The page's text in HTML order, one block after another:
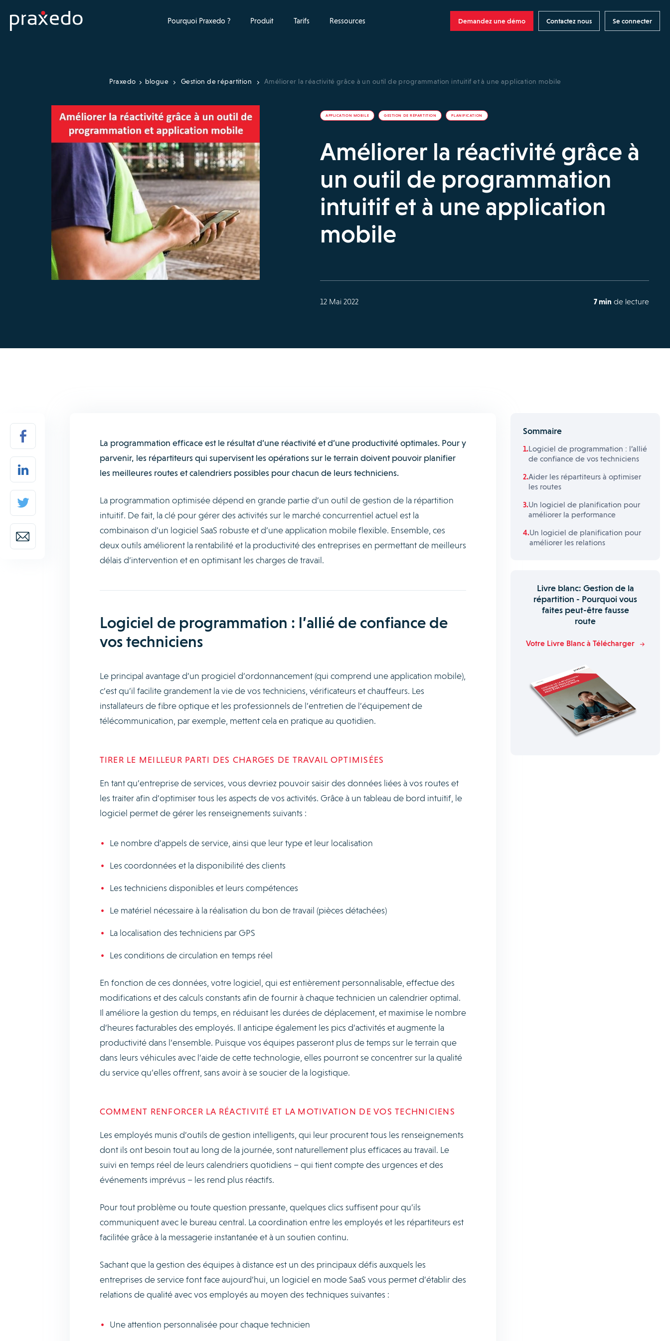
Pourquoi Praxedo ? Produit Tarifs Ressources Demandez une démo Contactez nous Se connecter
Praxedo blogue Gestion de répartition Améliorer la réactivité grâce à un outil de programmation intuitif et à une application mobile
APPLICATION MOBILE GESTION DE RÉPARTITION PLANIFICATION
Améliorer la réactivité grâce à
un outil de programmation
intuitif et à une application
mobile
12 Mai 2022 7 min de lecture
La programmation efficace est le résultat d’une réactivité et d’une productivité optimales. Pour y
parvenir, les répartiteurs qui supervisent les opérations sur le terrain doivent pouvoir planifier
les meilleures routes et calendriers possibles pour chacun de leurs techniciens.
La programmation optimisée dépend en grande partie d’un outil de gestion de la répartition
intuitif. De fait, la clé pour gérer des activités sur le marché concurrentiel actuel est la
combinaison d’un logiciel SaaS robuste et d’une application mobile flexible. Ensemble, ces
deux outils améliorent la rentabilité et la productivité des entreprises en permettant de meilleurs
délais d’intervention et en optimisant les charges de travail.
Logiciel de programmation : l’allié de confiance de
vos techniciens
Le principal avantage d’un progiciel d’ordonnancement (qui comprend une application mobile),
c’est qu’il facilite grandement la vie de vos techniciens, vérificateurs et chauffeurs. Les
installateurs de fibre optique et les professionnels de l’entretien de l’équipement de
télécommunication, par exemple, mettent cela en pratique au quotidien.
TIRER LE MEILLEUR PARTI DES CHARGES DE TRAVAIL OPTIMISÉES
En tant qu’entreprise de services, vous devriez pouvoir saisir des données liées à vos routes et
les traiter afin d’optimiser tous les aspects de vos activités. Grâce à un tableau de bord intuitif, le
logiciel permet de gérer les renseignements suivants :
Le nombre d’appels de service, ainsi que leur type et leur localisation
Les coordonnées et la disponibilité des clients
Les techniciens disponibles et leurs compétences
Le matériel nécessaire à la réalisation du bon de travail (pièces détachées)
La localisation des techniciens par GPS
Les conditions de circulation en temps réel
En fonction de ces données, votre logiciel, qui est entièrement personnalisable, effectue des
modifications et des calculs constants afin de fournir à chaque technicien un calendrier optimal.
Il améliore la gestion du temps, en réduisant les durées de déplacement, et maximise le nombre
d’heures facturables des employés. Il anticipe également les pics d’activités et augmente la
productivité dans l’ensemble. Puisque vos équipes passeront plus de temps sur le terrain que
dans leurs véhicules avec l’aide de cette technologie, elles pourront se concentrer sur la qualité
du service qu’elles offrent, sans avoir à se soucier de la logistique.
COMMENT RENFORCER LA RÉACTIVITÉ ET LA MOTIVATION DE VOS TECHNICIENS
Les employés munis d’outils de gestion intelligents, qui leur procurent tous les renseignements
dont ils ont besoin tout au long de la journée, sont naturellement plus efficaces au travail. Le
suivi en temps réel de leurs calendriers quotidiens – qui tient compte des urgences et des
événements imprévus – les rend plus réactifs.
Pour tout problème ou toute question pressante, quelques clics suffisent pour qu’ils
communiquent avec le bureau central. La coordination entre les employés et les répartiteurs est
facilitée grâce à la messagerie instantanée et à un soutien continu.
Sachant que la gestion des équipes à distance est un des principaux défis auxquels les
entreprises de service font face aujourd’hui, un logiciel en mode SaaS vous permet d’établir des
relations de qualité avec vos employés au moyen des techniques suivantes :
Une attention personnalisée pour chaque technicien
Sommaire
Logiciel de programmation : l’allié
de confiance de vos techniciens
Aider les répartiteurs à optimiser
les routes
Un logiciel de planification pour
améliorer la performance
Un logiciel de planification pour
améliorer les relations
Livre blanc: Gestion de la
répartition - Pourquoi vous
faites peut-être fausse
route
Votre Livre Blanc à Télécharger